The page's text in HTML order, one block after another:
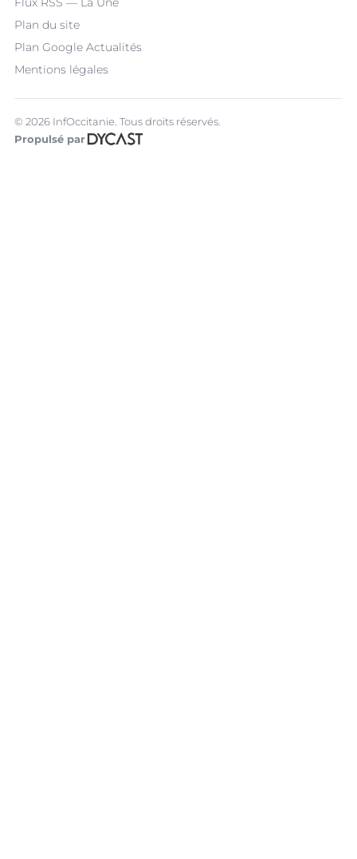
Plan du site
Plan Google Actualités
Mentions légales
© 2026 InfOccitanie. Tous droits réservés.
Propulsé par